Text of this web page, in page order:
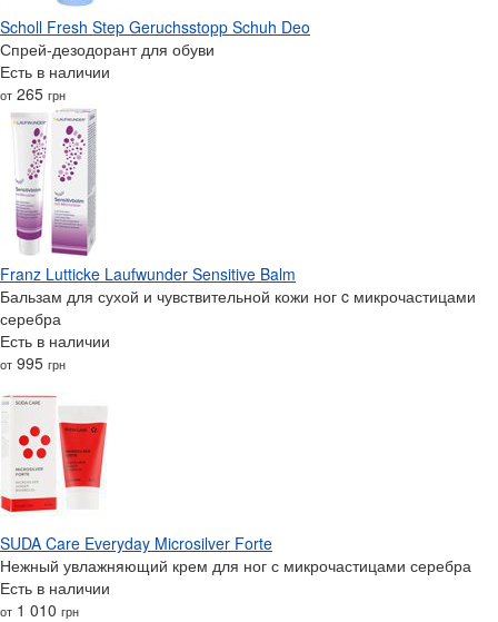
Scholl Fresh Step Geruchsstopp Schuh Deo
Спрей-дезодорант для обуви
Есть в наличии
от 265 грн
Franz Lutticke Laufwunder Sensitive Balm
Бальзам для сухой и чувствительной кожи ног c микрочастицами
серебра
Есть в наличии
от 995 грн
SUDA Care Everyday Microsilver Forte
Нежный увлажняющий крем для ног с микрочастицами серебра
Есть в наличии
от 1 010 грн